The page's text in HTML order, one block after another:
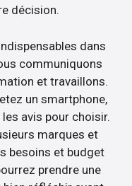
décision.
dans
communiquons
et travaillons.
un smartphone,
avis pour choisir.
marques et
besoins et budget
prendre une